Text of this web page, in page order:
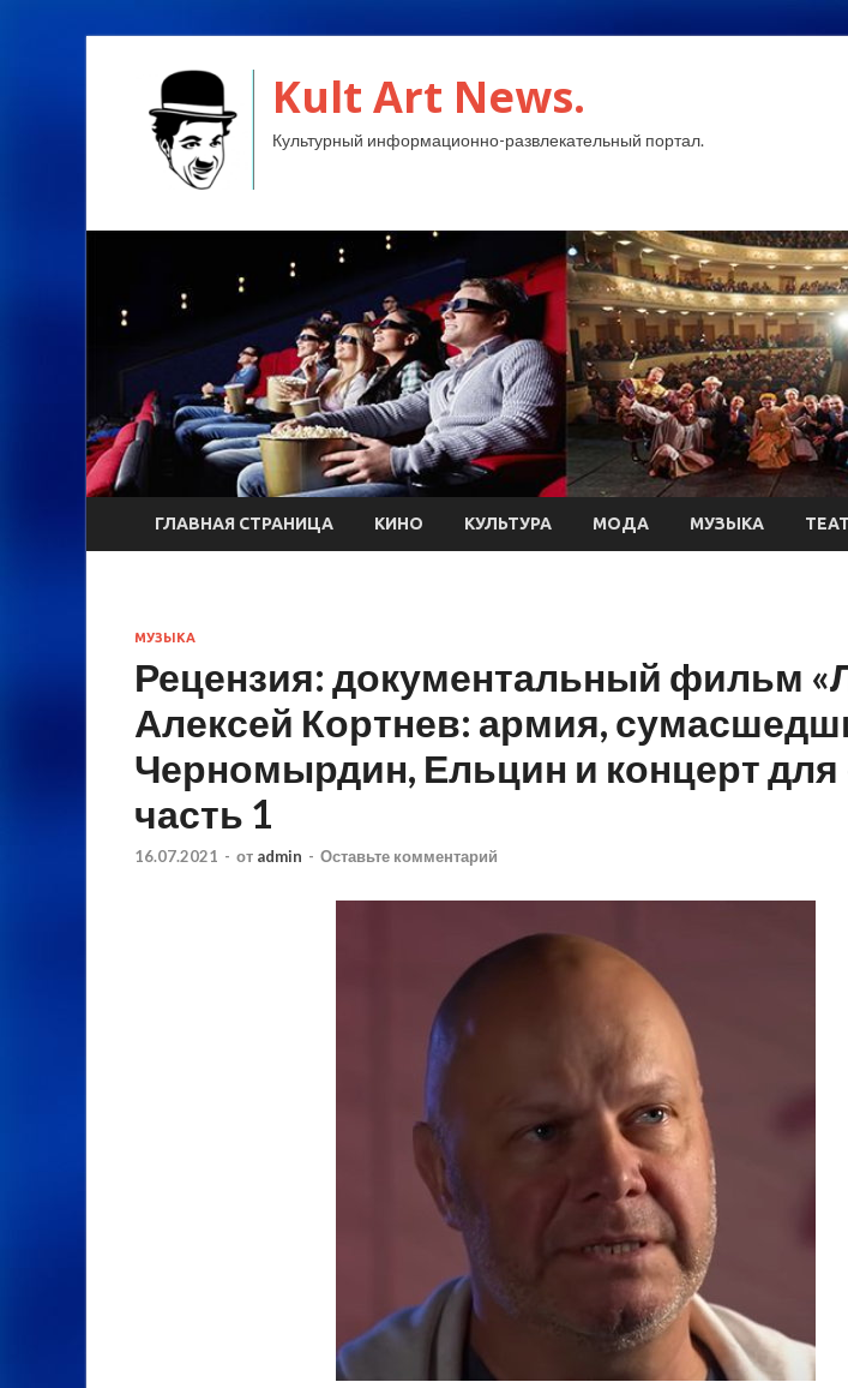
Kult Art News.
Культурный информационно-развлекательный портал.
ГЛАВНАЯ СТРАНИЦА КИНО КУЛЬТУРА МОДА МУЗЫКА
МУЗЫКА
Рецензия: документальный фильм
Алексей Кортнев: армия,
Черномырдин, Ельцин и концерт для
часть 1
16.07.2021 - от admin - Оставьте комментарий